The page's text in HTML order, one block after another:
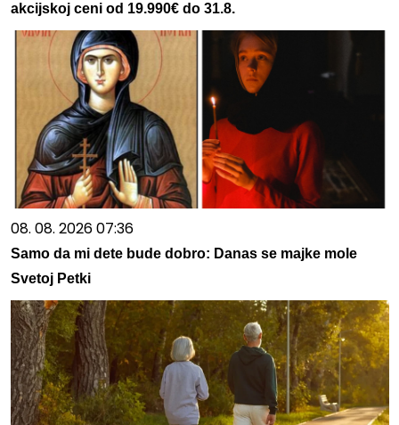
akcijskoj ceni od 19.990€ do 31.8.
08. 08. 2026 07:36
Samo da mi dete bude dobro: Danas se majke mole
Svetoj Petki